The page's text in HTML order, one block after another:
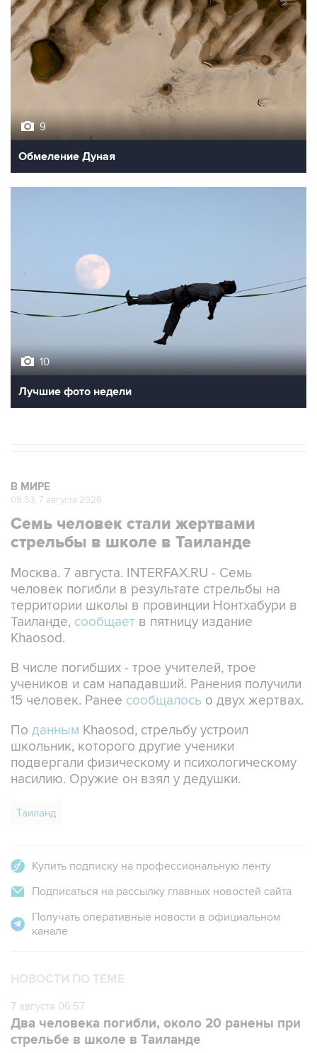
Обмеление Дуная
Лучшие фото недели
Семь человек стали жертвами
стрельбы в школе в Таиланде
Москва. 7 августа. INTERFAX.RU - Семь
территории школы в провинции Нонтхабури в
Таиланде,сообщаетв пятницу издание
Khaosod.
В числе погибших - трое учителей, трое
15 человек. Ранеесообщалосьо двух жертвах.
ПоданнымKhaosod, стрельбу устроил
подвергали физическому и психологическому
насилию. Оружие он взял у дедушки.
Таиланд
Подписаться на рассылку главных новостей сайта
Получать оперативные новости в официальном
7 августа 06:57
стрельбе в школе в Таиланде